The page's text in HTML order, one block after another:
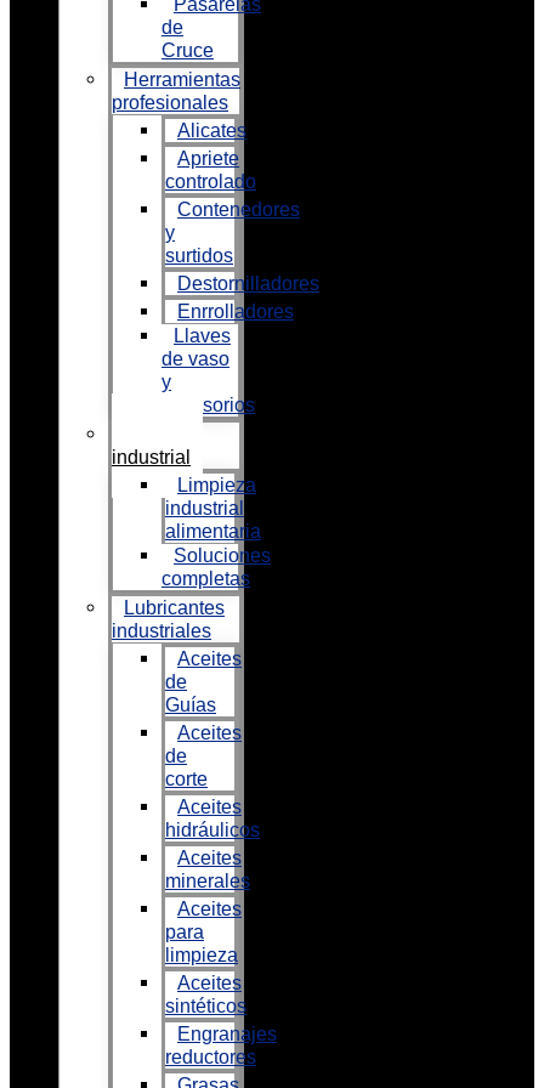
Pasarelas
de
Cruce
Herramientas
profesionales
Alicates
Apriete
controlado
Contenedores
y
surtidos
Destornilladores
Enrrolladores
Llaves
de vaso
y
accesorios
industrial
Limpieza
industrial
alimentaria
Soluciones
completas
Lubricantes
industriales
Aceites
de
Guías
Aceites
de
corte
Aceites
hidráulicos
Aceites
minerales
Aceites
para
limpieza
Aceites
sintéticos
Engranajes
reductores